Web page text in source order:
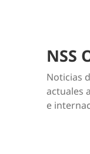
NSS
Noticias
actuales
e